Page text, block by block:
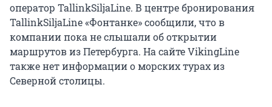
оператор TallinkSiljaLine. В центре бронирования
TallinkSiljaLine «Фонтанке» сообщили, что в
компании пока не слышали об открытии
маршрутов из Петербурга. На сайте VikingLine
также нет информации о морских турах из
Северной столицы.